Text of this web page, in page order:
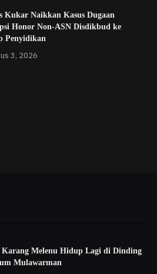
Kukar Naikkan Kasus Dugaan
Honor Non-ASN Disdikbud ke
Penyidikan
3, 2026
Melenu Hidup Lagi di Dinding
Mulawarman